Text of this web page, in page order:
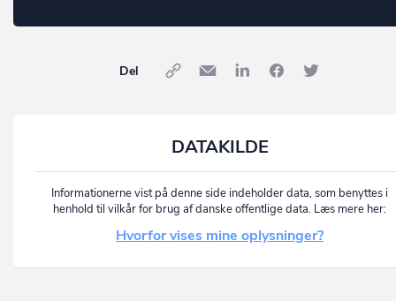
Del
DATAKILDE
Informationerne vist på denne side indeholder data, som benyttes i
henhold til vilkår for brug af danske offentlige data. Læs mere her:
Hvorfor vises mine oplysninger?